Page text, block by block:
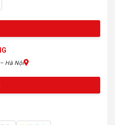
Hà Nội